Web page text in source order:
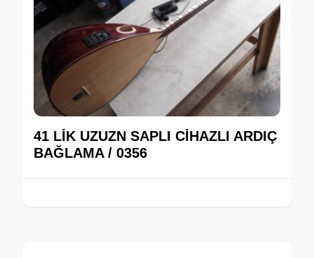
41 LİK UZUZN SAPLI CİHAZLI ARDIÇ
BAĞLAMA / 0356